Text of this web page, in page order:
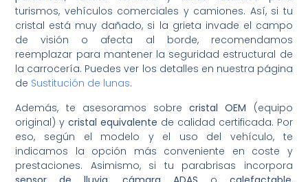
turismos, vehículos comerciales y camiones. Así, si tu
cristal está muy dañado, si la grieta invade el campo
de visión o afecta al borde, recomendamos
reemplazar para mantener la seguridad estructural de
la carrocería. Puedes ver los detalles en nuestra página
de Sustitución de lunas.
Además, te asesoramos sobrecristal OEM (equipo
original) ycristal equivalente de calidad certificada. Por
eso, según el modelo y el uso del vehículo, te
indicamos la opción más conveniente en coste y
prestaciones. Asimismo, si tu parabrisas incorpora